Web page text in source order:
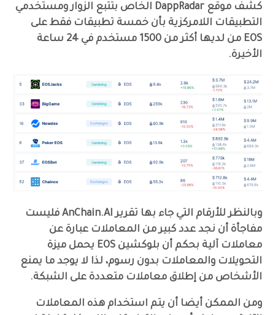
كشف موقع DappRadar الخاص بتتبع الزوار ومستخدمي
التطبيقات اللامركزية بأن خمسة تطبيقات فقط على
EOS من لديها أكثر من 1500 مستخدم في 24 ساعة
الأخيرة.
وبالنظر للأرقام التي جاء بها تقرير AnChain.AI فليست
مفاجأة أن نجد عدد كبير من المعاملات عبارة عن
معاملات آلية بحكم أن بلوكشين EOS يحمل ميزة
التحويلات والمعاملات بدون رسوم، لذا لا يوجد ما يمنع
الأشخاص من إطلاق معاملات متعددة على الشبكة.
ومن الممكن أيضا أن يتم استخدام هذه المعاملات